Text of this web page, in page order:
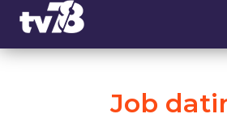
Job
Panneau de gestion des cookies